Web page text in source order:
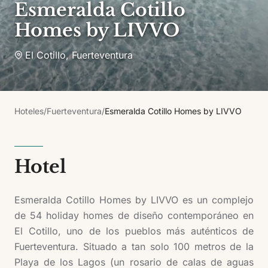
Esmeralda Cotillo
Homes by LIVVO
El Cotillo,Fuerteventura
Hoteles/Fuerteventura/Esmeralda Cotillo Homes by LIVVO
Hotel
Esmeralda Cotillo Homes by LIVVO es un complejo
de 54 holiday homes de diseño contemporáneo en
El Cotillo, uno de los pueblos más auténticos de
Fuerteventura. Situado a tan solo 100 metros de la
Playa de los Lagos (un rosario de calas de aguas